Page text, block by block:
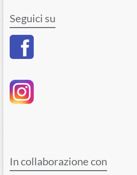
Seguici su
In collaborazione con